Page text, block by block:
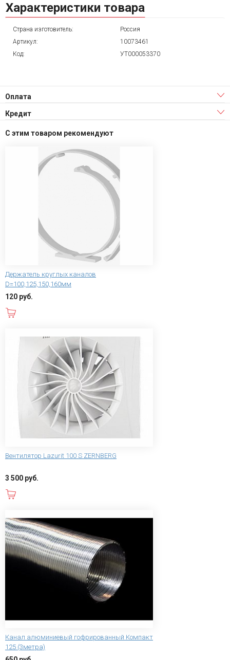
Характеристики товара
Страна изготовитель:
Россия
Артикул:
10073461
Код:
УТ000053370
Оплата
Кредит
С этим товаром рекомендуют
Держатель круглых каналов
D=100,125,150,160мм
120 руб.
Вентилятор Lazurit 100 S ZERNBERG
3 500 руб.
Канал алюминиевый гофрированный Компакт
125 (3метра)